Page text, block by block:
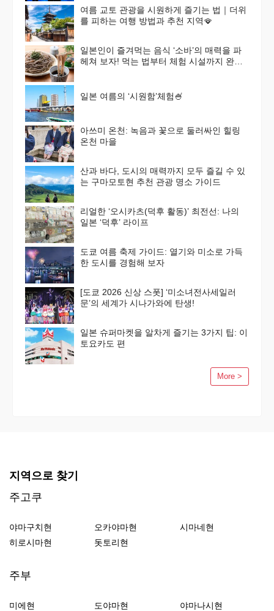
여름 교토 관광을 시원하게 즐기는 법｜더위
를 피하는 여행 방법과 추천 지역🪭
일본인이 즐겨먹는 음식 ‘소바’의 매력을 파
헤쳐 보자! 먹는 법부터 체험 시설까지 완벽
일본 여름의 ‘시원함’체험🍧
아쓰미 온천: 녹음과 꽃으로 둘러싸인 힐링
온천 마을
산과 바다, 도시의 매력까지 모두 즐길 수 있
는 구마모토현 추천 관광 명소 가이드
리얼한 ‘오시카츠(덕후 활동)’ 최전선: 나의
일본 ‘덕후’ 라이프
도쿄 여름 축제 가이드: 열기와 미소로 가득
한 도시를 경험해 보자
[도쿄 2026 신상 스폿] ‘미소녀전사세일러
문’의 세계가 시나가와에 탄생!
일본 슈퍼마켓을 알차게 즐기는 3가지 팁: 이
토요카도 편
More >
지역으로 찾기
주고쿠
야마구치현 오카야마현
시마네현
히로시마현
돗토리현
주부
미에현 도야마현
야마나시현